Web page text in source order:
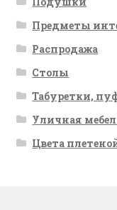
Предметы
Распродажа
Столы
Табуретки,
Уличная
Цвета